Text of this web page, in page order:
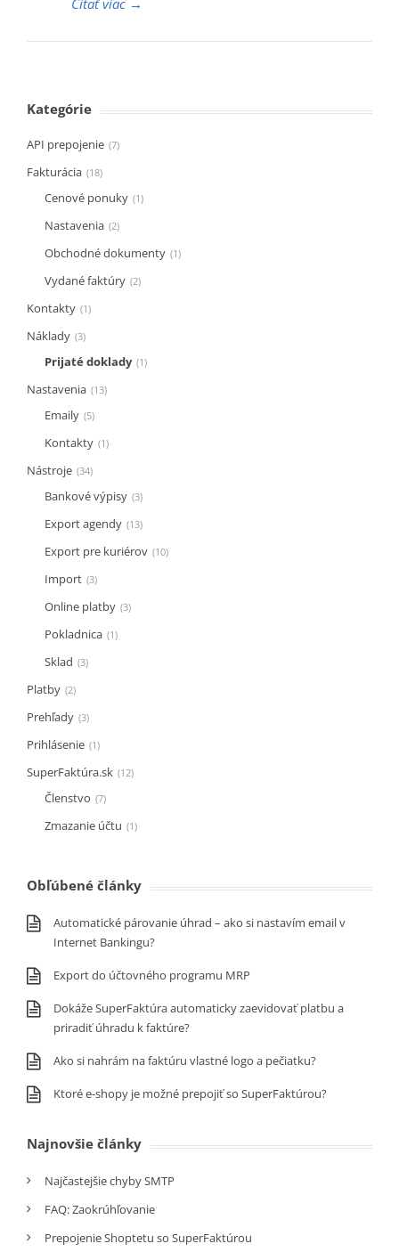
Kategórie
API prepojenie 7
Fakturácia 18
Cenové ponuky 1
Nastavenia 2
Obchodné dokumenty 1
Vydané faktúry 2
Kontakty 1
Náklady 3
Prijaté doklady 1
Nastavenia 13
Emaily 5
Kontakty 1
Nástroje 34
Bankové výpisy 3
Export agendy 13
Export pre kuriérov 10
Import 3
Online platby 3
Pokladnica 1
Sklad 3
Platby 2
Prehľady 3
Prihlásenie 1
SuperFaktúra.sk 12
Členstvo 7
Zmazanie účtu 1
Obľúbené články
Automatické párovanie úhrad – ako si nastavím email v
Internet Bankingu?
Export do účtovného programu MRP
Dokáže SuperFaktúra automaticky zaevidovať platbu a
priradiť úhradu k faktúre?
Ako si nahrám na faktúru vlastné logo a pečiatku?
Ktoré e-shopy je možné prepojiť so SuperFaktúrou?
Najnovšie články
Najčastejšie chyby SMTP
FAQ: Zaokrúhľovanie
Prepojenie Shoptetu so SuperFaktúrou